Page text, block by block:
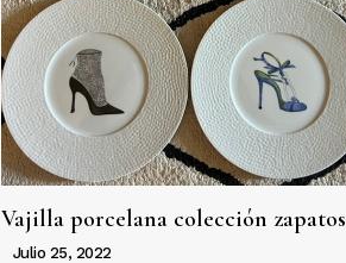
Vajilla porcelana colección zapatos
Julio 25, 2022